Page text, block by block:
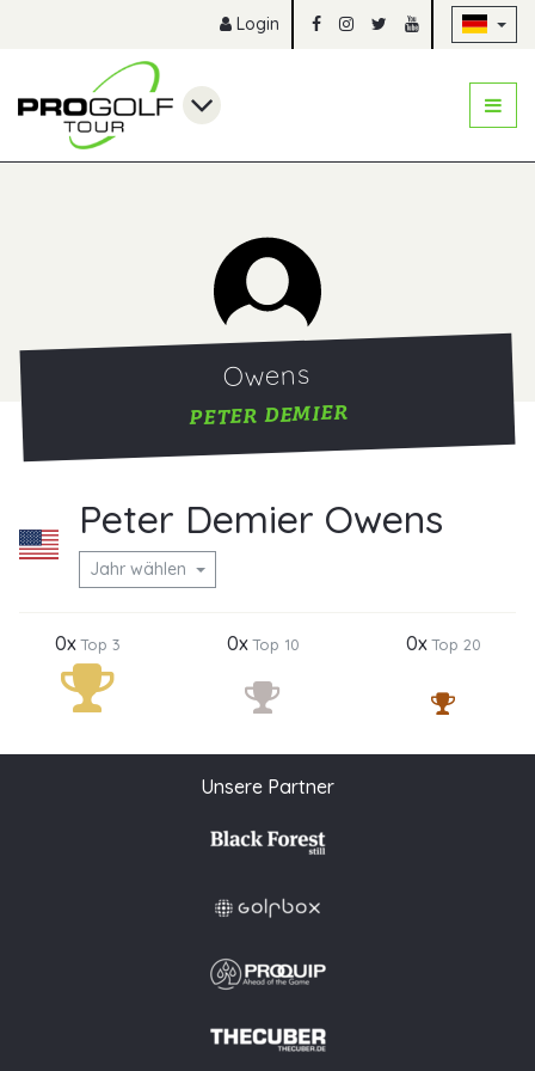
Login
Owens
PETER DEMIER
Peter Demier Owens
Jahr wählen
0xTop 3 0xTop 10 0xTop 20
Unsere Partner